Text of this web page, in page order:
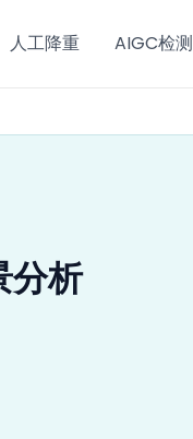
人工降重 AIGC检测
分析